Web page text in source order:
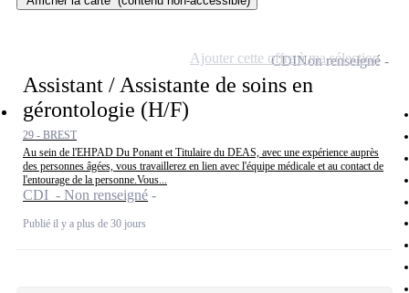
Assistant / Assistante de soins en
gérontologie (H/F)
29 - BREST
Au sein de l'EHPAD Du Ponant et Titulaire du DEAS, avec une expérience auprès
des personnes âgées, vous travaillerez en lien avec l'équipe médicale et au contact de
l'entourage de la personne.Vous...
CDI - Non renseigné
Publié il y a plus de 30 jours
CDINon renseigné
Ajouter cette offre à ma sélection